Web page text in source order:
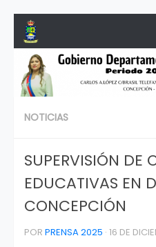
Saltar al contenido
NOTICIAS
SUPERVISIÓN DE
EDUCATIVAS EN
CONCEPCIÓN
POR PRENSA 2025 · 16 DE